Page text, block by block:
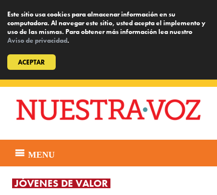
Este sitio usa cookies para almacenar información en su
computadora. Al navegar este sitio, usted acepta el implemento y
uso de las mismas. Para obtener más información lea nuestro
Aviso de privacidad.
ACEPTAR
content
MENU
JÓVENES DE VALOR